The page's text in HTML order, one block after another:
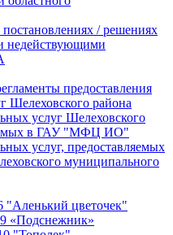
/ решениях
недействующими
предоставления
Шелеховского района
услуг Шелеховского
в ГАУ "МФЦ ИО"
услуг, предоставляемых
муниципального
"Аленький цветочек"
«Подснежник»